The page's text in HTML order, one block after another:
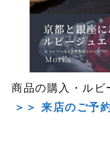
商品の購入・ルビ
＞＞ 来店のご予